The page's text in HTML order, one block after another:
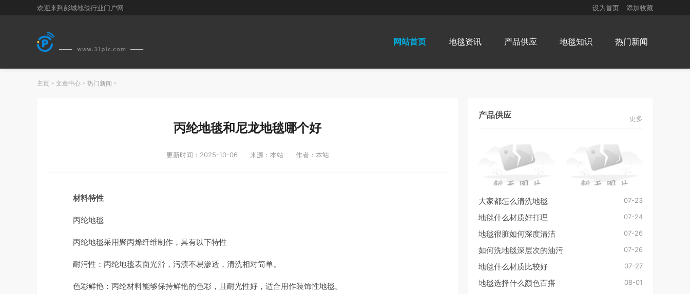
欢迎来到彭城地毯行业门户网 设为首页 添加收藏
网站首页 地毯资讯 产品供应 地毯知识 热门新闻
主页 > 文章中心 > 热门新闻 >
丙纶地毯和尼龙地毯哪个好
更新时间：2025-10-06 来源：本站 作者：本站
材料特性
丙纶地毯
丙纶地毯采用聚丙烯纤维制作，具有以下特性
耐污性：丙纶地毯表面光滑，污渍不易渗透，清洗相对简单。
色彩鲜艳：丙纶材料能够保持鲜艳的色彩，且耐光性好，适合用作装饰性地毯。
产品供应 更多
大家都怎么清洗地毯 07-23
地毯什么材质好打理 07-24
地毯很脏如何深度清洁 07-26
如何洗地毯深层次的油污 07-26
地毯什么材质比较好 07-27
地毯选择什么颜色百搭 08-01